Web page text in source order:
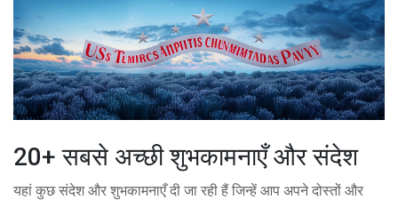
20+ सबसे अच्छी शुभकामनाएँ और संदेश
यहां कुछ संदेश और शुभकामनाएँ दी जा रही हैं जिन्हें आप अपने दोस्तों और